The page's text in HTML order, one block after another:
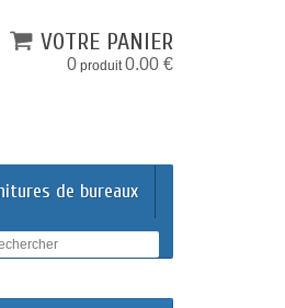
VOTRE PANIER
0 produit0.00 €
de bureaux